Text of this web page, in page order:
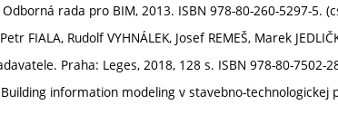
rada pro BIM, 2013. ISBN 978-80-260-5297-5.
FIALA, Rudolf VYHNÁLEK, Josef REMEŠ, Marek
Praha: Leges, 2018, 128 s. ISBN 978-80-7502-
Building information modeling v stavebno-technologickej